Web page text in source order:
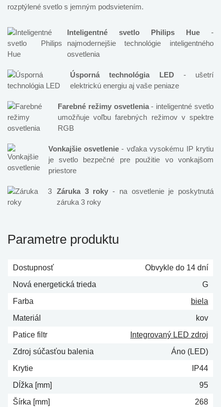
rozptýlené svetlo s jemným podsvietením.
Inteligentné svetlo Philips Hue-
najmodernejšie technológie inteligentného
osvetlenia
Úsporná technológia LED- ušetrí
elektrickú energiu aj vaše peniaze
Farebné režimy osvetlenia- inteligentné svetlo
umožňuje voľbu farebných režimov v spektre
RGB
Vonkajšie osvetlenie- vďaka vysokému IP krytiu
je svetlo bezpečné pre použitie vo vonkajšom
priestore
Záruka 3 roky - na osvetlenie je poskytnutá
záruka 3 roky
Parametre produktu
Dostupnosť
Obvykle do 14 dní
Nová energetická trieda
G
Farba
biela
Materiál
kov
Patice filtr
Integrovaný LED zdroj
Zdroj súčasťou balenia
Áno (LED)
Krytie
IP44
Dĺžka [mm]
95
Šírka [mm]
268